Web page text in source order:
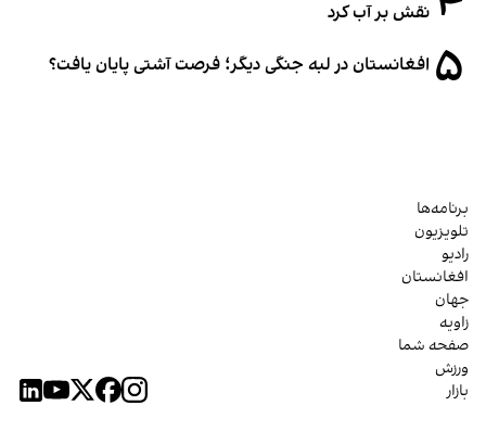
نقش بر آب کرد
۵ افغانستان در لبه جنگی دیگر؛ فرصت آشتی پایان یافت؟
برنامه‌ها
تلویزیون
رادیو
افغانستان
جهان
زاویه
صفحه شما
ورزش
بازار